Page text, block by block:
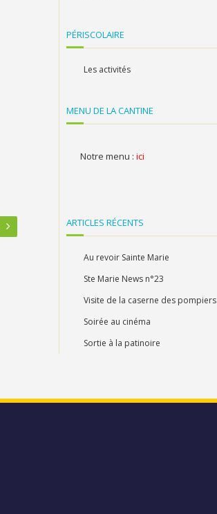
PÉRISCOLAIRE
Les activités
MENU DE LA CANTINE
Notre menu : ici
ARTICLES RÉCENTS
Au revoir Sainte Marie
Ste Marie News n°23
Visite de la caserne des pompiers
Soirée au cinéma
Sortie à la patinoire